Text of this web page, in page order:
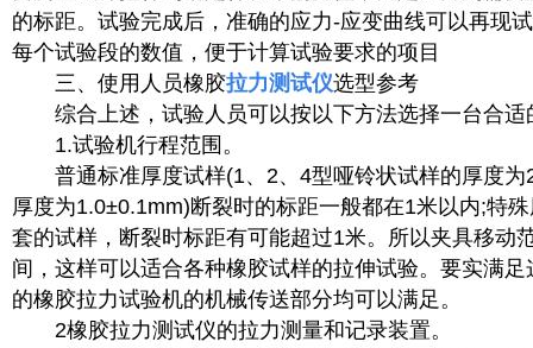
的标距。试验完成后，准确的应力-应变曲线可以再现
每个试验段的数值，便于计算试验要求的项目
三、使用人员橡胶拉力测试仪选型参考
综合上述，试验人员可以按以下方法选择一台合适
1.试验机行程范围。
普通标准厚度试样(1、2、4型哑铃状试样的厚度为
厚度为1.0±0.1mm)断裂时的标距一般都在1米以内;特
套的试样，断裂时标距有可能超过1米。所以夹具移动
间，这样可以适合各种橡胶试样的拉伸试验。要实满
的橡胶拉力试验机的机械传送部分均可以满足。
2橡胶拉力测试仪的拉力测量和记录装置。